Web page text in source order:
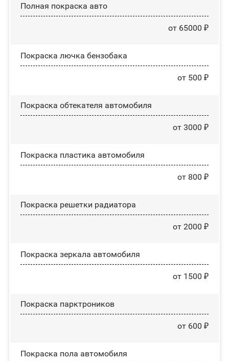
Полная покраска авто
от 65000 ₽
Покраска лючка бензобака
от 500 ₽
Покраска обтекателя автомобиля
от 3000 ₽
Покраска пластика автомобиля
от 800 ₽
Покраска решетки радиатора
от 2000 ₽
Покраска зеркала автомобиля
от 1500 ₽
Покраска парктроников
от 600 ₽
Покраска пола автомобиля